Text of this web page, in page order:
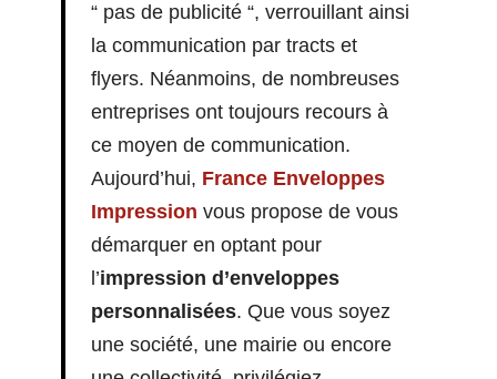
“ pas de publicité “, verrouillant ainsi
la communication par tracts et
flyers. Néanmoins, de nombreuses
entreprises ont toujours recours à
ce moyen de communication.
Aujourd’hui, France Enveloppes
Impression vous propose de vous
démarquer en optant pour
l’impression d’enveloppes
personnalisées. Que vous soyez
une société, une mairie ou encore